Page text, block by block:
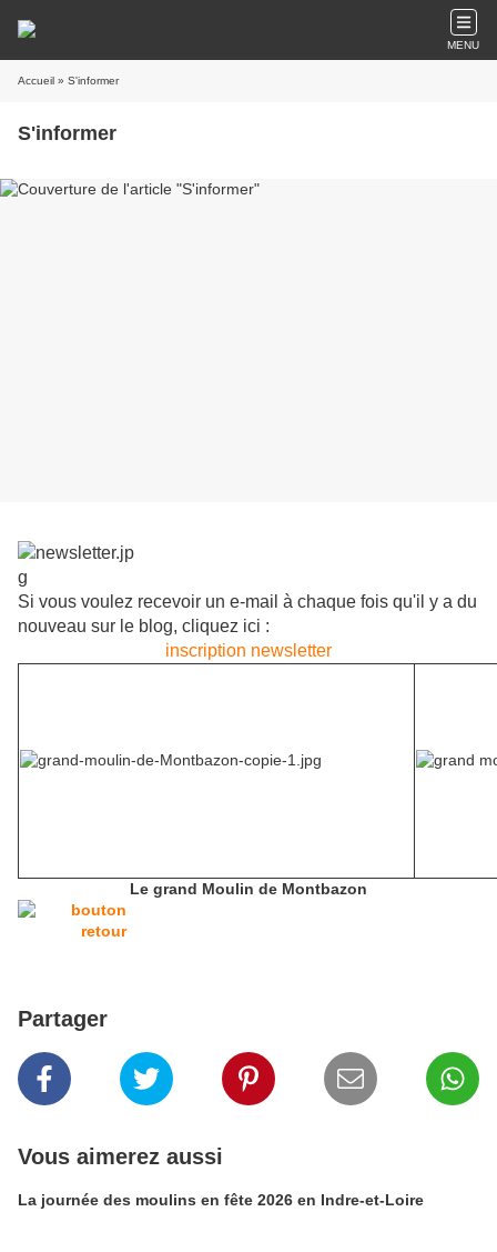
MENU
Accueil » S'informer
S'informer
Si vous voulez recevoir un e-mail à chaque fois qu'il y a du
nouveau sur le blog, cliquez ici :
inscription newsletter
Le grand Moulin de Montbazon
Partager
Vous aimerez aussi
La journée des moulins en fête 2026 en Indre-et-Loire